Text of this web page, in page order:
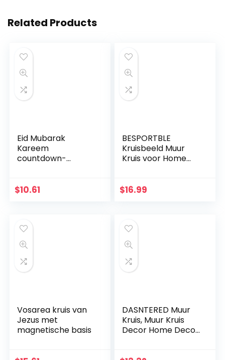
Related Products
Eid Mubarak
Kareem
countdown-
kalender met 30
decoratie
$10.61
BESPORTBLE
Kruisbeeld Muur
Kruis voor Home
Kruisbeeld
$16.99
Vosarea kruis van
Jezus met
magnetische basis
DASNTERED Muur
Kruis, Muur Kruis
Decor Home Decor